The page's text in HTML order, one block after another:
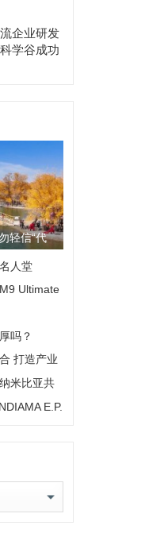
企业研发
学谷成功
轻信“代
人堂
Ultimate
吗？
打造产业
米比亚共
口促进委
启动加入E.P.